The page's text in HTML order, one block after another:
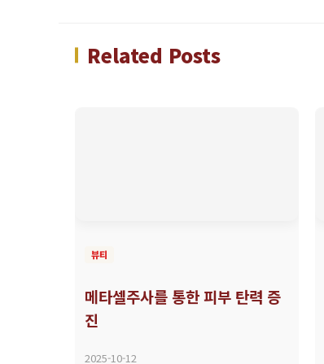
Related Posts
뷰티
메타셀주사를 통한 피부 탄력 증
진
2025-10-12